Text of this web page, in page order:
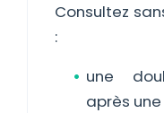
Consultez
:
une
après